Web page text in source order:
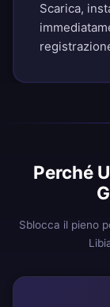
Scarica,
Perché
Sblocca il pieno